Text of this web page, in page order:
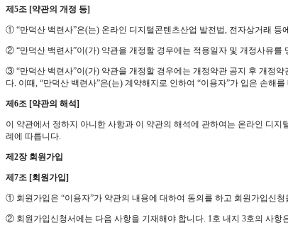
제5조 [약관의 개정 등]
① “만덕산 백련사”은(는) 온라인 디지털콘텐츠산업 발전법, 전자상거래
② “만덕산 백련사”이(가) 약관을 개정할 경우에는 적용일자 및 개정사유
③ “만덕산 백련사”이(가) 약관을 개정할 경우에는 개정약관 공지 후 개정약
다. 이때, “만덕산 백련사”은(는) 계약해지로 인하여 “이용자”가 입은 손해를
제6조 [약관의 해석]
이 약관에서 정하지 아니한 사항과 이 약관의 해석에 관하여는 온라인 디
례에 따릅니다.
제2장 회원가입
제7조 [회원가입]
① 회원가입은 “이용자”가 약관의 내용에 대하여 동의를 하고 회원가입신
② 회원가입신청서에는 다음 사항을 기재해야 합니다. 1호 내지 3호의 사항